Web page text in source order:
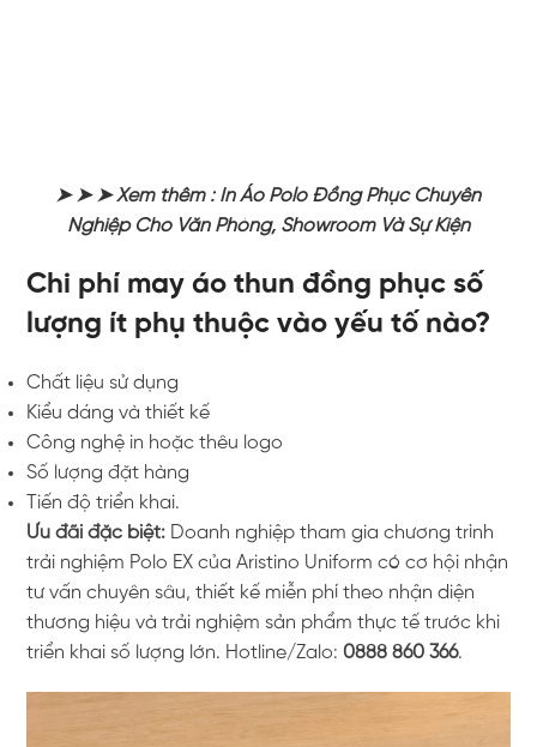
➤ ➤ ➤ Xem thêm : In Áo Polo Đồng Phục Chuyên
Nghiệp Cho Văn Phòng, Showroom Và Sự Kiện
Chi phí may áo thun đồng phục số
lượng ít phụ thuộc vào yếu tố nào?
Chất liệu sử dụng
Kiểu dáng và thiết kế
Công nghệ in hoặc thêu logo
Số lượng đặt hàng
Tiến độ triển khai.
Ưu đãi đặc biệt: Doanh nghiệp tham gia chương trình
trải nghiệm Polo EX của Aristino Uniform có cơ hội nhận
tư vấn chuyên sâu, thiết kế miễn phí theo nhận diện
thương hiệu và trải nghiệm sản phẩm thực tế trước khi
triển khai số lượng lớn. Hotline/Zalo:0888 860 366.